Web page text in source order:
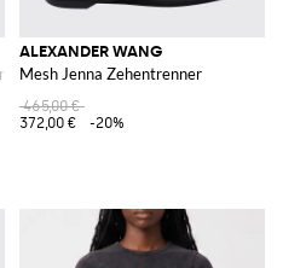
Denim
ALEXANDER WANG
Mesh Jenna Zehentrenner
465,00 €
372,00 €
-20%